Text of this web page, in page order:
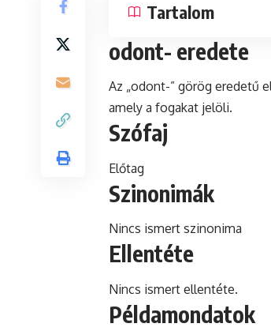
Tartalom
odont- eredete
Az „odont-” görög eredetű
amely a fogakat jelöli.
Szófaj
Előtag
Szinonimák
Nincs ismert szinonima
Ellentéte
Nincs ismert ellentéte.
Példamondatok